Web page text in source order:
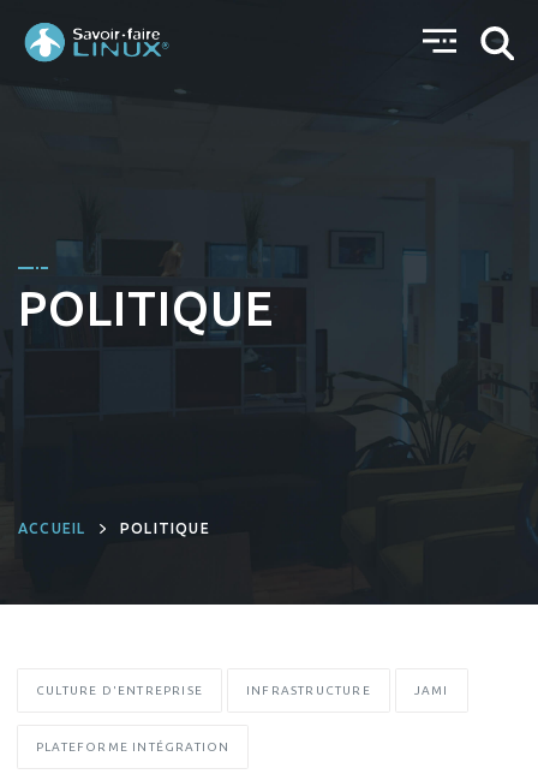
POLITIQUE
ACCUEIL POLITIQUE
CULTURE D'ENTREPRISE INFRASTRUCTURE JAMI
PLATEFORME INTÉGRATION